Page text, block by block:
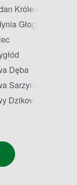
Królewski
Głogowska
Dęba
Sarzyna
Dzikowiec